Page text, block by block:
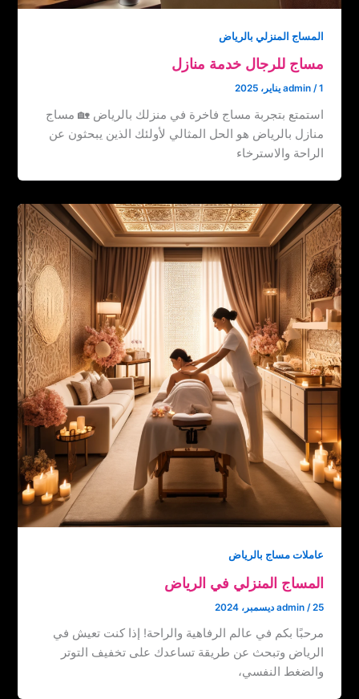
المساج المنزلي بالرياض
مساج للرجال خدمة منازل
admin /1 يناير، 2025
استمتع بتجربة مساج فاخرة في منزلك بالرياض 🏡 مساج
منازل بالرياض هو الحل المثالي لأولئك الذين يبحثون عن
الراحة والاسترخاء
عاملات مساج بالرياض
المساج المنزلي في الرياض
admin /25 ديسمبر، 2024
مرحبًا بكم في عالم الرفاهية والراحة! إذا كنت تعيش في
الرياض وتبحث عن طريقة تساعدك على تخفيف التوتر
والضغط النفسي،